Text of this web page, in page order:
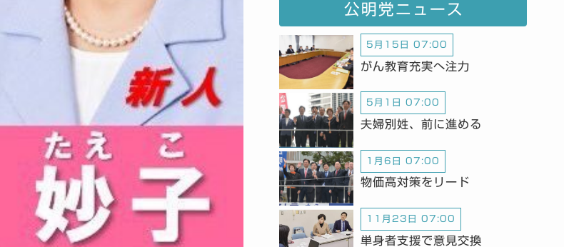
公明党ニュース
5月15日 07:00
がん教育充実へ注力
5月1日 07:00
夫婦別姓、前に進める
1月6日 07:00
物価高対策をリード
11月23日 07:00
単身者支援で意見交換